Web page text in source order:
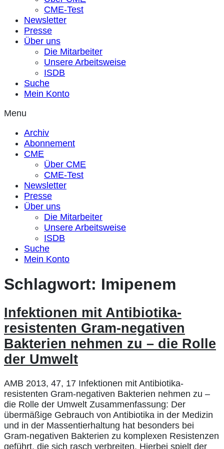
CME-Test
Newsletter
Presse
Über uns
Die Mitarbeiter
Unsere Arbeitsweise
ISDB
Suche
Mein Konto
Menu
Archiv
Abonnement
CME
Über CME
CME-Test
Newsletter
Presse
Über uns
Die Mitarbeiter
Unsere Arbeitsweise
ISDB
Suche
Mein Konto
Schlagwort: Imipenem
Infektionen mit Antibiotika-
resistenten Gram-negativen
Bakterien nehmen zu – die Rolle
der Umwelt
AMB 2013, 47, 17 Infektionen mit Antibiotika-
resistenten Gram-negativen Bakterien nehmen zu –
die Rolle der Umwelt Zusammenfassung: Der
übermäßige Gebrauch von Antibiotika in der Medizin
und in der Massentierhaltung hat besonders bei
Gram-negativen Bakterien zu komplexen Resistenzen
geführt, die sich rasch verbreiten. Hierbei spielt der